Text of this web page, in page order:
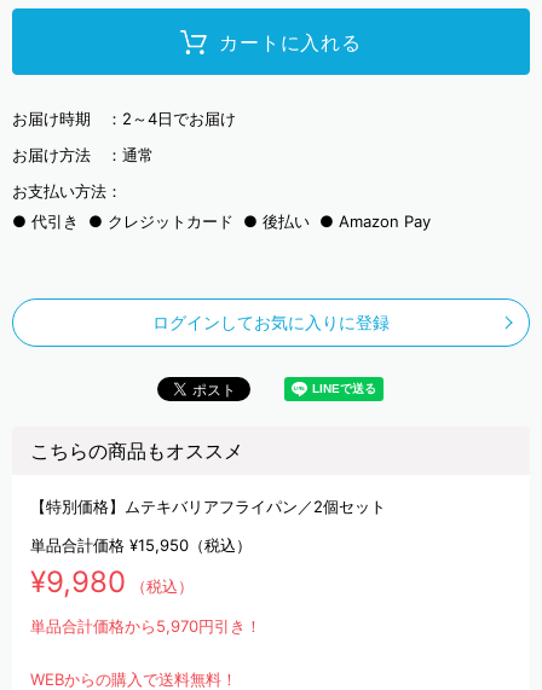
カートに入れる
お届け時期 ： 2～4日でお届け
お届け方法 ： 通常
お支払い方法：
代引き
クレジットカード 後払い Amazon Pay
ログインしてお気に入りに登録
こちらの商品もオススメ
【特別価格】ムテキバリアフライパン／2個セット
単品合計価格 ¥15,950 （税込）
¥9,980 （税込）
単品合計価格から5,970円引き！
WEBからの購入で送料無料！